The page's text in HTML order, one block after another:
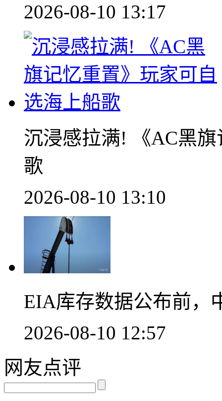
2026-08-10 13:17
沉浸感拉满! 《AC黑
歌
2026-08-10 13:10
EIA库存数据公布前，
2026-08-10 12:57
网友点评